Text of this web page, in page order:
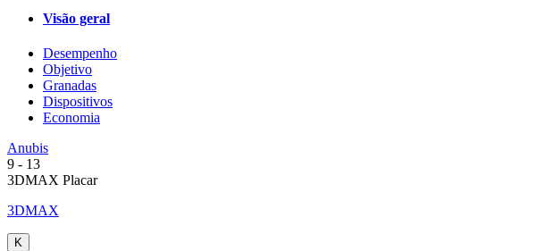
Visão geral
Desempenho
Objetivo
Granadas
Dispositivos
Economia
Anubis
9 - 13
3DMAX Placar
3DMAX
K